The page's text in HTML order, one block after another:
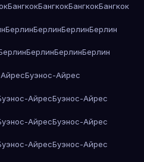
БангкокБангкокБангкокБангкок
БерлинБерлинБерлинБерлин
БерлинБерлинБерлин
Буэнос-Айрес
АйресБуэнос-Айрес
АйресБуэнос-Айрес
АйресБуэнос-Айрес